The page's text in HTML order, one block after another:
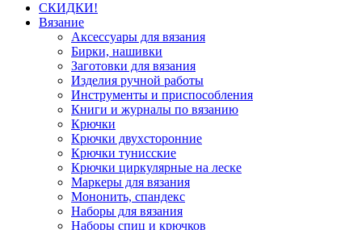
СКИДКИ!
Вязание
Аксессуары для вязания
Бирки, нашивки
Заготовки для вязания
Изделия ручной работы
Инструменты и приспособления
Книги и журналы по вязанию
Крючки
Крючки двухсторонние
Крючки тунисские
Крючки циркулярные на леске
Маркеры для вязания
Мононить, спандекс
Наборы для вязания
Наборы спиц и крючков